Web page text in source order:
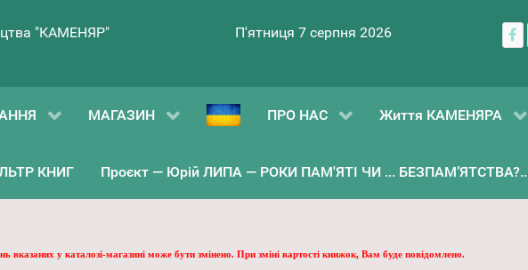
"КАМЕНЯР" П'ятниця 7 серпня 2026
МАГАЗИН ПРО НАС Життя КАМЕНЯРА
КНИГ Проєкт — Юрій ЛИПА — РОКИ ПАМ'ЯТІ ЧИ ... БЕЗПАМ’ЯТСТВА?..
вказаних у каталозі-магазині може бути змінено. При зміні вартості книжок, Вам буде повідомлено.